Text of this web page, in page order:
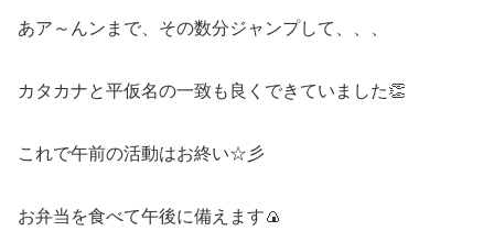
あア～んンまで、その数分ジャンプして、、、
カタカナと平仮名の一致も良くできていました👏
これで午前の活動はお終い☆彡
お弁当を食べて午後に備えます🍙